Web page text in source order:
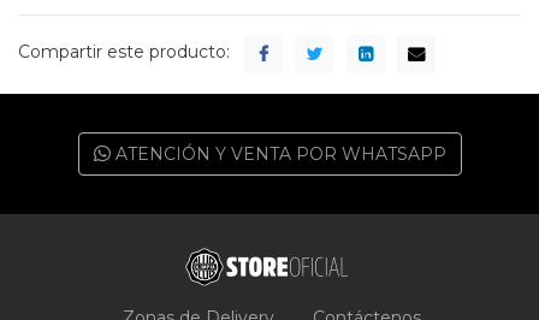
Compartir este producto:
ATENCIÓN Y VENTA POR WHATSAPP